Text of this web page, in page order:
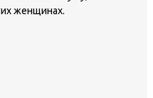
женщинах.